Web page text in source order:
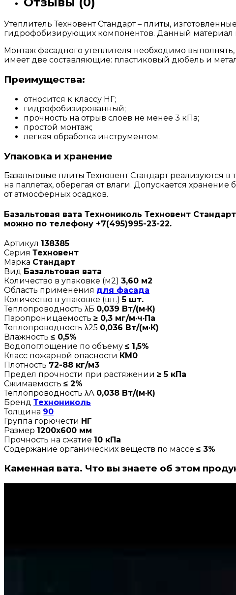
Утеплитель Техновент Стандарт – плиты,
гидрофобизирующих компонентов. Данный материал
Монтаж фасадного утеплителя необходимо
имеет две составляющие: пластиковый дюбель и
Преимущества:
относится к классу НГ;
гидрофобизированный;
прочность на отрыв слоев не менее 3 кПа;
простой монтаж;
легкая обработка инструментом.
Упаковка и хранение
Базальтовые плиты Техновент Стандарт
на паллетах, оберегая от влаги. Допускается
от атмосферных осадков.
Базальтовая вата Технониколь Техновент
можно по телефону +7(495)995-23-22.
Артикул 138385
Серия Техновент
Марка Стандарт
Вид Базальтовая вата
Количество в упаковке (м2) 3,60 м2
Область применения для фасада
Количество в упаковке (шт.)5 шт.
Теплопроводность λБ 0,039 Вт/(м·К)
Паропроницаемость ≥ 0,3 мг/м·ч·Па
Теплопроводность λ25 0,036 Вт/(м·К)
Влажность ≤ 0,5%
Водопоглощение по объему ≤ 1,5%
Класс пожарной опасности КМ0
Плотность 72-88 кг/м3
Предел прочности при растяжении ≥ 5 кПа
Сжимаемость ≤ 2%
Теплопроводность λА 0,038 Вт/(м·К)
Бренд Технониколь
Толщина 90
Группа горючести НГ
Размер 1200х600 мм
Прочность на сжатие 10 кПа
Содержание органических веществ по массе ≤ 3%
Каменная вата. Что вы знаете об этом